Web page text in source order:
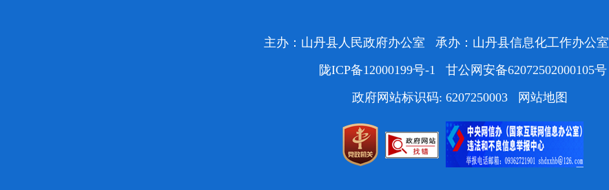
主办：山丹县人民政府办公室 承办：山丹县信息化工作办公室
陇ICP备12000199号-1
甘公网安备62072502000105号
政府网站标识码: 6207250003
网站地图